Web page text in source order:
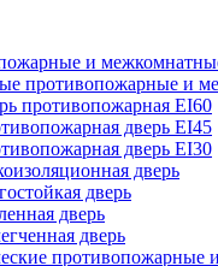
и
противопожарные и
противопожарная EI60
дверь EI45
дверь EI30
дверь
дверь
дверь
дверь
противопожарные